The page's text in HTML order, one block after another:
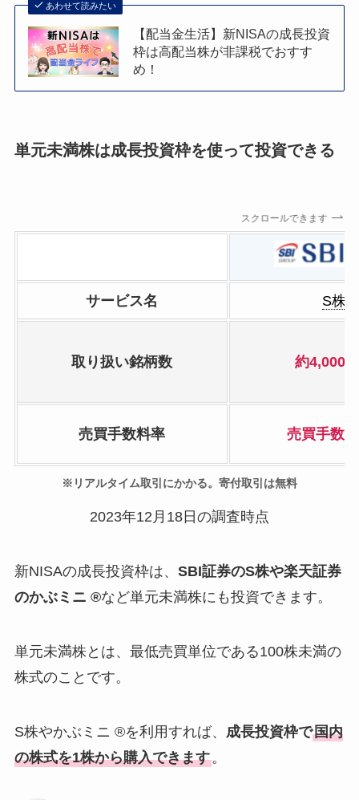
あわせて読みたい
【配当金生活】新NISAの成長投資
枠は高配当株が非課税でおすす
め！
単元未満株は成長投資枠を使って投資できる
スクロールできます
サービス名 S株
取り扱い銘柄数 約4,000
売買手数料率 売買手数
※リアルタイム取引にかかる。寄付取引は無料
2023年12月18日の調査時点
新NISAの成長投資枠は、 SBI証券のS株や楽天証券
のかぶミニ ®など単元未満株にも投資できます。
単元未満株とは、最低売買単位である100株未満の
株式のことです。
S株やかぶミニ ®を利用すれば、 成長投資枠で国内
の株式を1株から購入できます。